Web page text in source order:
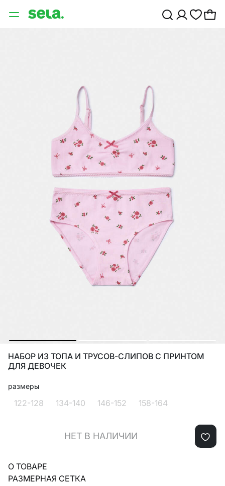
НАБОР ИЗ ТОПА И ТРУСОВ-СЛИПОВ С ПРИНТОМ
ДЛЯ ДЕВОЧЕК
размеры
122-128 134-140 146-152 158-164
НЕТ В НАЛИЧИИ
О ТОВАРЕ
РАЗМЕРНАЯ СЕТКА